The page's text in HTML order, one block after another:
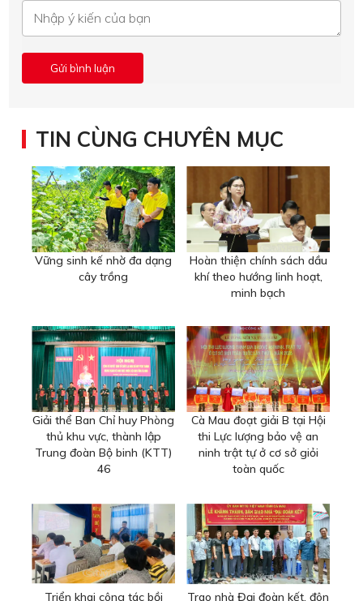
TIN CÙNG CHUYÊN MỤC
Vững sinh kế nhờ đa dạng
cây trồng
Hoàn thiện chính sách dầu
khí theo hướng linh hoạt,
minh bạch
Giải thể Ban Chỉ huy Phòng
thủ khu vực, thành lập
Trung đoàn Bộ binh (KTT)
46
Cà Mau đoạt giải B tại Hội
thi Lực lượng bảo vệ an
ninh trật tự ở cơ sở giỏi
toàn quốc
Triển khai công tác bồi Trao nhà Đại đoàn kết, đôn